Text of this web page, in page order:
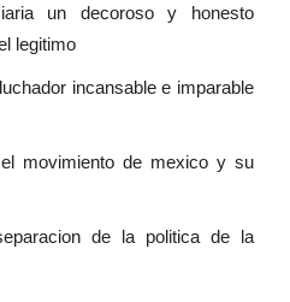
un decoroso y honesto
legitimo
incansable e imparable
movimiento de mexico y su
de la politica de la